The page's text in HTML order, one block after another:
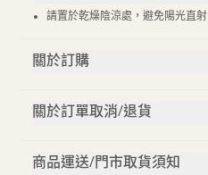
請置於乾燥陰涼處，避免陽光直射
關於訂購
關於訂單取消/退貨
商品運送/門市取貨須知